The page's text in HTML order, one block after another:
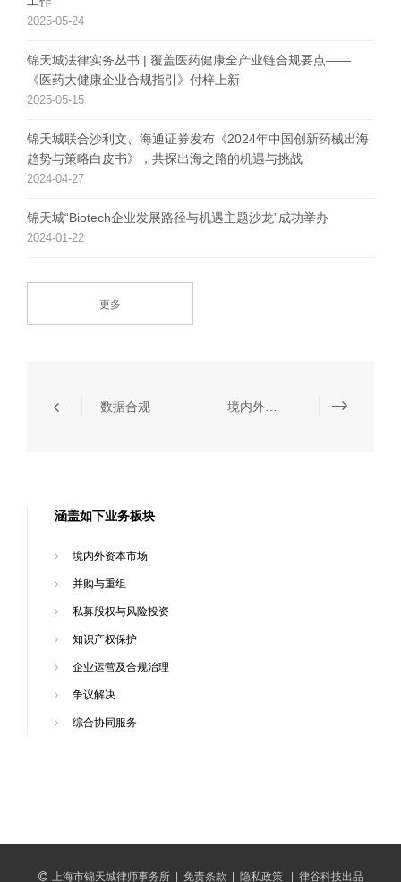
2025-05-24
锦天城法律实务丛书 | 覆盖医药健康全产业链合规要点——
《医药大健康企业合规指引》付梓上新
2025-05-15
锦天城联合沙利文、海通证券发布《2024年中国创新药械出海
趋势与策略白皮书》，共探出海之路的机遇与挑战
2024-04-27
锦天城“Biotech企业发展路径与机遇主题沙龙”成功举办
2024-01-22
更多
数据合规
涵盖如下业务板块
境内外资本市场
并购与重组
私募股权与风险投资
知识产权保护
企业运营及合规治理
争议解决
综合协同服务
上海市锦天城律师事务所 | 免责条款 | 隐私政策 | 律谷科技出品